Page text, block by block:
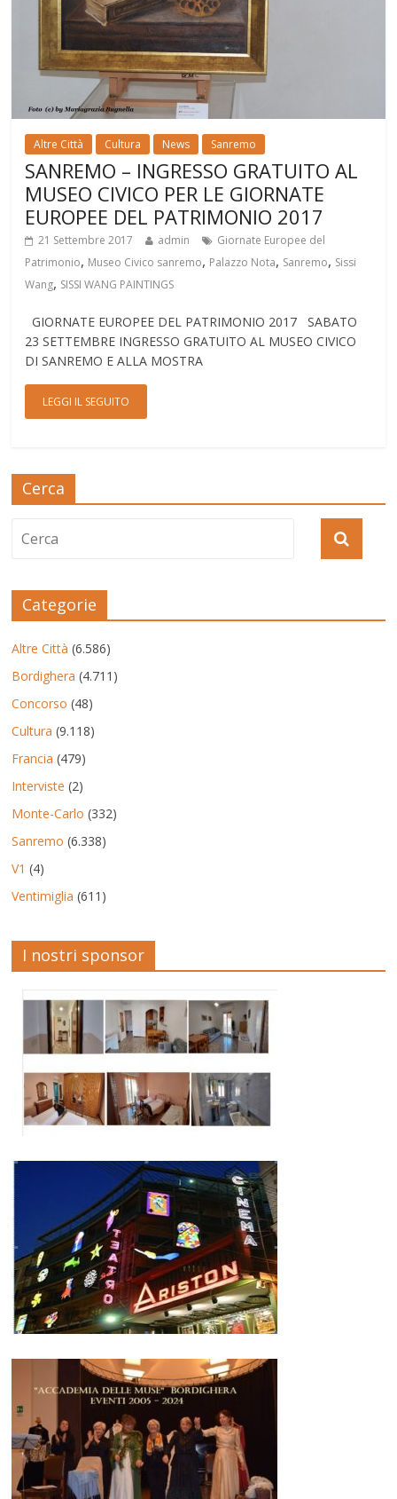
Altre Città Cultura News Sanremo
SANREMO – INGRESSO GRATUITO AL
MUSEO CIVICO PER LE GIORNATE
EUROPEE DEL PATRIMONIO 2017
21 Settembre 2017 admin
Giornate Europee del
Patrimonio, Museo Civico sanremo, Palazzo Nota, Sanremo, Sissi
Wang, SISSI WANG PAINTINGS
GIORNATE EUROPEE DEL PATRIMONIO 2017 SABATO
23 SETTEMBRE INGRESSO GRATUITO AL MUSEO CIVICO
DI SANREMO E ALLA MOSTRA
LEGGI IL SEGUITO
Cerca
Categorie
Altre Città (6.586)
Bordighera (4.711)
Concorso (48)
Cultura (9.118)
Francia (479)
Interviste (2)
Monte-Carlo (332)
Sanremo (6.338)
V1 (4)
Ventimiglia (611)
I nostri sponsor